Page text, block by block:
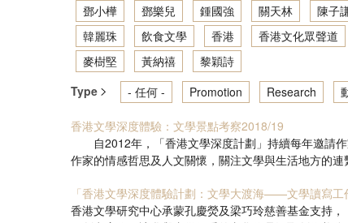
鄧小樺
鄧樂兒 鍾國強 關天林 陳子
韓麗珠
飲食文學 香港 香港文化眾聲道
麥樹堅
黃納禧
黎穎詩
Type
- 任何 - Promotion Research
香港文學深度體驗：文學景點考察2018/19
自2012年，「香港文學深度計劃」持續每年邀請作
作家的情感哲思及人文關懷，關注文學與生活地方的
「香港文學深度體驗計劃：文學大渡海——文學讀寫工
香港文學研究中心承蒙孔慶熒及梁巧玲慈善基金支持